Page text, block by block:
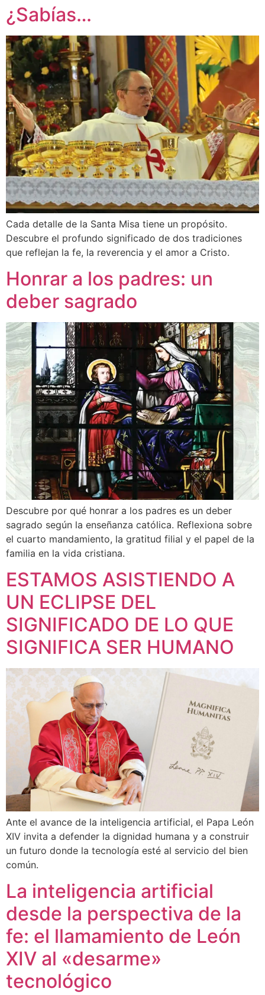
¿Sabías…
Cada detalle de la Santa Misa tiene un propósito.
Descubre el profundo significado de dos tradiciones
que reflejan la fe, la reverencia y el amor a Cristo.
Honrar a los padres: un
deber sagrado
Descubre por qué honrar a los padres es un deber
sagrado según la enseñanza católica. Reflexiona sobre
el cuarto mandamiento, la gratitud filial y el papel de la
familia en la vida cristiana.
ESTAMOS ASISTIENDO A
UN ECLIPSE DEL
SIGNIFICADO DE LO QUE
SIGNIFICA SER HUMANO
Ante el avance de la inteligencia artificial, el Papa León
XIV invita a defender la dignidad humana y a construir
un futuro donde la tecnología esté al servicio del bien
común.
La inteligencia artificial
desde la perspectiva de la
fe: el llamamiento de León
XIV al «desarme»
tecnológico